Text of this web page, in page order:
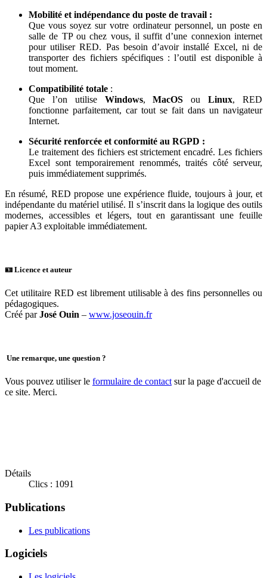
Mobilité et indépendance du poste de travail :
Que vous soyez sur votre ordinateur personnel, un poste en
salle de TP ou chez vous, il suffit d’une connexion internet
pour utiliser RED. Pas besoin d’avoir installé Excel, ni de
transporter des fichiers spécifiques : l’outil est disponible à
tout moment.
Compatibilité totale :
Que l’on utilise Windows,MacOS ouLinux, RED
fonctionne parfaitement, car tout se fait dans un navigateur
Internet.
Sécurité renforcée et conformité au RGPD :
Le traitement des fichiers est strictement encadré. Les fichiers
Excel sont temporairement renommés, traités côté serveur,
puis immédiatement supprimés.
En résumé, RED propose une expérience fluide, toujours à jour, et
indépendante du matériel utilisé. Il s’inscrit dans la logique des outils
modernes, accessibles et légers, tout en garantissant une feuille
papier A3 exploitable immédiatement.
🪪 Licence et auteur
Cet utilitaire RED est librement utilisable à des fins personnelles ou
pédagogiques.
Créé parJosé Ouin – www.joseouin.fr
Une remarque, une question ?
Vous pouvez utiliser le formulaire de contact sur la page d'accueil de
ce site. Merci.
Détails
Clics : 1091
Publications
Les publications
Logiciels